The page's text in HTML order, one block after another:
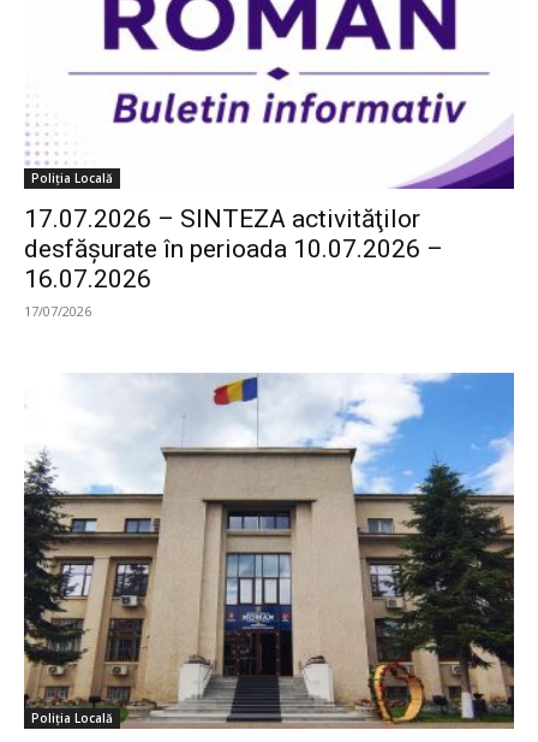
Poliția Locală
17.07.2026 – SINTEZA activităţilor
desfăşurate în perioada 10.07.2026 –
16.07.2026
17/07/2026
Poliția Locală